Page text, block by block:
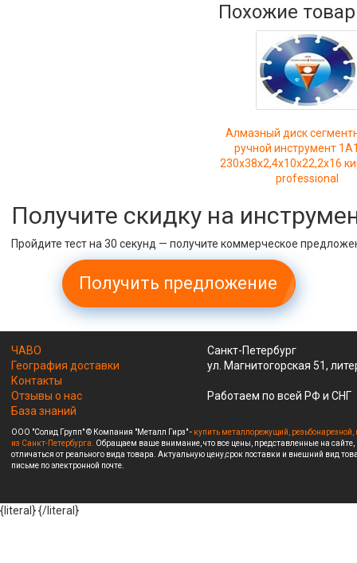
Похожие
Алмазный диск
ручной инструмент
230x38x2,4x10x22,2x16
professional
Получите скидку на
Пройдите тест на 30 секунд — получите коммерческое
Получить предложение
ЧАВО
География доставки
Контакты
Отзывы о нас
База знаний
Санкт-Петербург
ул. Магнитогорская 51,
Работаем по всей РФ и СНГ
ООО "Солид Групп" © Компания "Металл Гирз" - купить металлорежущий,
из Санкт-Петербурга. Обращаем ваше внимание, что все цены, представленные на
отличаться от реального вида товара. Актуальную цену,срок поставки и внешний вид
письме по электронной почте.
{literal}{/literal}